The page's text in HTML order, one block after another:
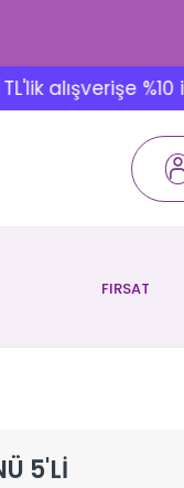
%10
FIRSAT
5'Lİ